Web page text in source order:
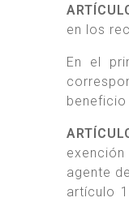
en los
En el
beneficio
agente
artículo